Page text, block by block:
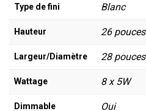
Type de fini Blanc
Hauteur 26 pouces
Largeur/Diamètre 28 pouces
Wattage 8 x 5W
Dimmable Oui